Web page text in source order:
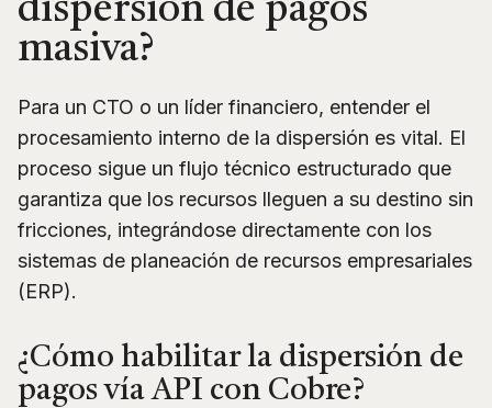
dispersión de pagos
masiva?
Para un CTO o un líder financiero, entender el
procesamiento interno de la dispersión es vital. El
proceso sigue un flujo técnico estructurado que
garantiza que los recursos lleguen a su destino sin
fricciones, integrándose directamente con los
sistemas de planeación de recursos empresariales
(ERP).
¿Cómo habilitar la dispersión de
pagos vía API con Cobre?